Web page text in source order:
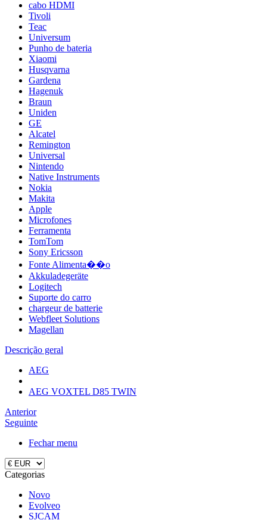
cabo HDMI
Tivoli
Teac
Universum
Punho de bateria
Xiaomi
Husqvarna
Gardena
Hagenuk
Braun
Uniden
GE
Alcatel
Remington
Universal
Nintendo
Native Instruments
Nokia
Makita
Apple
Microfones
Ferramenta
TomTom
Sony Ericsson
Fonte Alimenta��o
Akkuladegeräte
Logitech
Suporte do carro
chargeur de batterie
Webfleet Solutions
Magellan
Descrição geral
AEG
AEG VOXTEL D85 TWIN
Anterior
Seguinte
Fechar menu
Categorias
Novo
Evolveo
SJCAM